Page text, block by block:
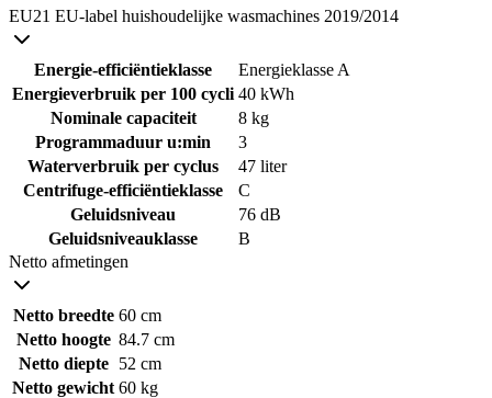
EU21 EU-label huishoudelijke wasmachines 2019/2014
Energie-efficiëntieklasse
Energieklasse A
Energieverbruik per 100 cycli 40 kWh
Nominale capaciteit
8 kg
Programmaduur u:min
3
Waterverbruik per cyclus
47 liter
Centrifuge-efficiëntieklasse
C
Geluidsniveau
76 dB
Geluidsniveauklasse
B
Netto afmetingen
Netto breedte 60 cm
Netto hoogte 84.7 cm
Netto diepte
52 cm
Netto gewicht 60 kg